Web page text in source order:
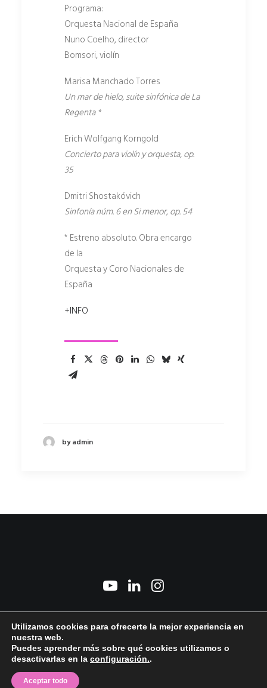
Programa:
Orquesta Nacional de España
Nuno Coelho, director
Bomsori, violín
Marisa Manchado Torres
Un mar de hielo, suite sinfónica de La
Regenta *
Erich Wolfgang Korngold
Concierto para violín y orquesta, op.
35
Dmitri Shostakóvich
Sinfonía núm. 6 en Si menor, op. 54
* Estreno absoluto. Obra encargo
de la
Orquesta y Coro Nacionales de
España
+INFO
by admin
2026 © Marisa Manchado Torres. All Rights Reserved ǀAviso Legal y Política de
privacidadǀPolítica de cookiesǀ © Foto: David Marcos
Utilizamos cookies para ofrecerte la mejor experiencia en
nuestra web.
Puedes aprender más sobre qué cookies utilizamos o
desactivarlas en la configuración..
Aceptar todo